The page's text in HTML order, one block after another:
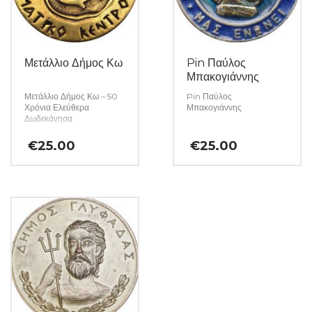
Μετάλλιο Δήμος Κω
Μετάλλιο Δήμος Κω – 50
Χρόνια Ελεύθερα
Δωδεκάνησα
€25.00
Pin Παύλος
Μπακογιάννης
Pin Παύλος
Μπακογιάννης
€25.00